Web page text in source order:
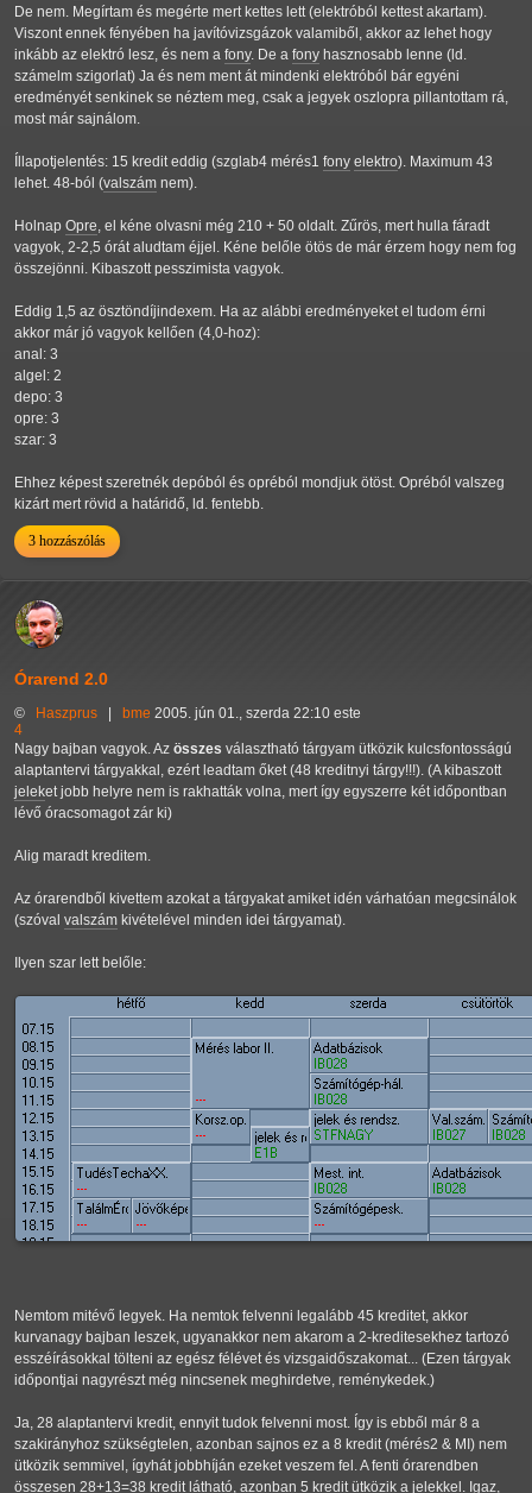
De nem. Megírtam és megérte mert kettes lett (elektróból kettest akartam).
Viszont ennek fényében ha javítóvizsgázok valamiből, akkor az lehet hogy
inkább az elektró lesz, és nem a fony. De a fony hasznosabb lenne (ld.
számelm szigorlat) Ja és nem ment át mindenki elektróból bár egyéni
eredményét senkinek se néztem meg, csak a jegyek oszlopra pillantottam rá,
most már sajnálom.
Íllapotjelentés: 15 kredit eddig (szglab4 mérés1 fony elektro). Maximum 43
lehet. 48-ból (valszám nem).
Holnap Opre, el kéne olvasni még 210 + 50 oldalt. Zűrös, mert hulla fáradt
vagyok, 2-2,5 órát aludtam éjjel. Kéne belőle ötös de már érzem hogy nem fog
összejönni. Kibaszott pesszimista vagyok.
Eddig 1,5 az ösztöndíjindexem. Ha az alábbi eredményeket el tudom érni
akkor már jó vagyok kellően (4,0-hoz):
anal: 3
algel: 2
depo: 3
opre: 3
szar: 3
Ehhez képest szeretnék depóból és opréból mondjuk ötöst. Opréból valszeg
kizárt mert rövid a határidő, ld. fentebb.
3 hozzászólás
Órarend 2.0
© Haszprus bme 2005. jún 01., szerda 22:10 este
4
Nagy bajban vagyok. Az összes választható tárgyam ütközik kulcsfontosságú
alaptantervi tárgyakkal, ezért leadtam őket (48 kreditnyi tárgy!!!). (A kibaszott
jeleket jobb helyre nem is rakhatták volna, mert így egyszerre két időpontban
lévő óracsomagot zár ki)
Alig maradt kreditem.
Az órarendből kivettem azokat a tárgyakat amiket idén várhatóan megcsinálok
(szóval valszám kivételével minden idei tárgyamat).
Ilyen szar lett belőle:
Nemtom mitévő legyek. Ha nemtok felvenni legalább 45 kreditet, akkor
kurvanagy bajban leszek, ugyanakkor nem akarom a 2-kreditesekhez tartozó
esszéírásokkal tölteni az egész félévet és vizsgaidőszakomat... (Ezen tárgyak
időpontjai nagyrészt még nincsenek meghirdetve, reménykedek.)
Ja, 28 alaptantervi kredit, ennyit tudok felvenni most. Így is ebből már 8 a
szakirányhoz szükségtelen, azonban sajnos ez a 8 kredit (mérés2 & MI) nem
ütközik semmivel, ígyhát jobbhíján ezeket veszem fel. A fenti órarendben
összesen 28+13=38 kredit látható, azonban 5 kredit ütközik a jelekkel. Igaz,